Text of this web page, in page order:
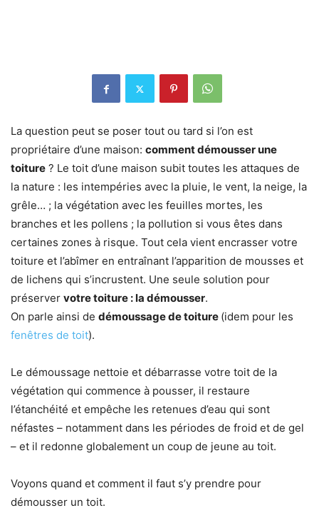
La question peut se poser tout ou tard si l’on est
propriétaire d’une maison: comment démousser une
toiture ? Le toit d’une maison subit toutes les attaques de
la nature : les intempéries avec la pluie, le vent, la neige, la
grêle… ; la végétation avec les feuilles mortes, les
branches et les pollens ; la pollution si vous êtes dans
certaines zones à risque. Tout cela vient encrasser votre
toiture et l’abîmer en entraînant l’apparition de mousses et
de lichens qui s’incrustent. Une seule solution pour
préserver votre toiture : la démousser.
On parle ainsi de démoussage de toiture (idem pour les
fenêtres de toit).
Le démoussage nettoie et débarrasse votre toit de la
végétation qui commence à pousser, il restaure
l’étanchéité et empêche les retenues d’eau qui sont
néfastes – notamment dans les périodes de froid et de gel
– et il redonne globalement un coup de jeune au toit.
Voyons quand et comment il faut s’y prendre pour
démousser un toit.